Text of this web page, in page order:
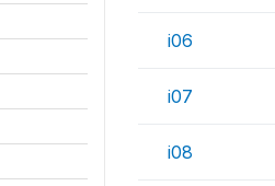
i06
i07
i08